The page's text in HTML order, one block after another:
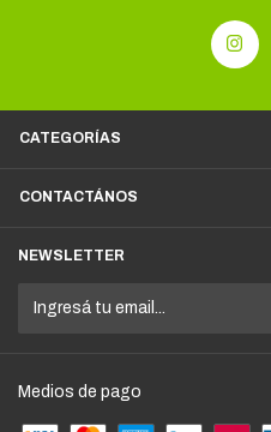
CATEGORÍAS
CONTACTÁNOS
NEWSLETTER
Medios de pago